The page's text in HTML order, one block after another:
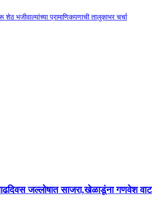
भजीवाल्यांच्या प्रामाणिकपणाची तालुकाभर चर्चा
जल्लोषात साजरा,खेळाडूंना गणवेश